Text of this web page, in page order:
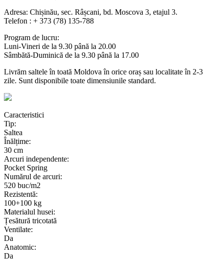
Adresa: Chișinău, sec. Râșcani, bd. Moscova 3, etajul 3.
Telefon : + 373 (78) 135-788
Program de lucru:
Luni-Vineri de la 9.30 până la 20.00
Sâmbătă-Duminică de la 9.30 până la 17.00
Livrăm saltele în toată Moldova în orice oraș sau localitate în 2-3
zile. Sunt disponibile toate dimensiunile standard.
Caracteristici
Tip:
Saltea
Înălțime:
30 cm
Arcuri independente:
Pocket Spring
Numărul de arcuri:
520 buc/m2
Rezistentă:
100+100 kg
Materialul husei:
Țesătură tricotată
Ventilate:
Da
Anatomic:
Da